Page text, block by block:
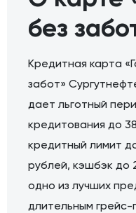
без
Кредитная карта
забот»
дает льготный
кредитования до
кредитный лимит
рублей, кэшбэк до
одно из лучших
длительным